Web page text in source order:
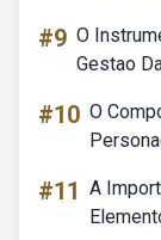
#9 O
Gestao
#10 O
#11 A